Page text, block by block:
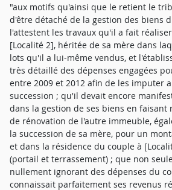
"aux motifs qu'ainsi que le retient le
d'être détaché de la gestion des biens
l'attestent les travaux qu'il a fait
[Localité 2], héritée de sa mère dans
lots qu'il a lui-même vendus, et
très détaillé des dépenses engagées
entre 2009 et 2012 afin de les imputer
succession ; qu'il devait encore
dans la gestion de ses biens en faisant
de rénovation de l'autre immeuble,
la succession de sa mère, pour un
et dans la résidence du couple à
(portail et terrassement) ; que non
nullement ignorant des dépenses du
connaissait parfaitement ses revenus